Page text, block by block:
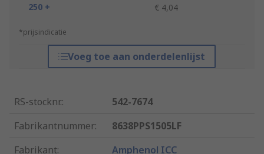
250 +
€ 4,04
*prijsindicatie
Voeg toe aan onderdelenlijst
RS-stocknr.:
542-7674
Fabrikantnummer:
8638PPS1505LF
Fabrikant: Amphenol ICC